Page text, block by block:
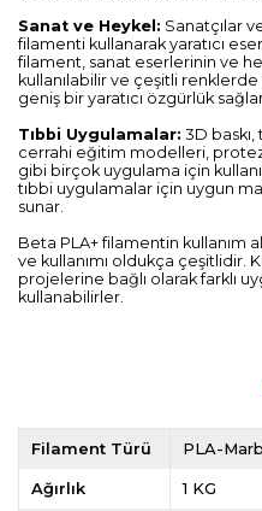
Sanat ve Heykel: Sanatçılar
filamenti kullanarak yaratıcı
filament, sanat eserlerinin ve
kullanılabilir ve çeşitli
geniş bir yaratıcı özgürlük
Tıbbi Uygulamalar: 3D
cerrahi eğitim modelleri,
gibi birçok uygulama için
tıbbi uygulamalar için uygun
sunar.
Beta PLA+ filamentin kullanım
ve kullanımı oldukça çeşitlidir.
projelerine bağlı olarak farklı
kullanabilirler.
Filament Türü PLA-
Ağırlık 1 KG